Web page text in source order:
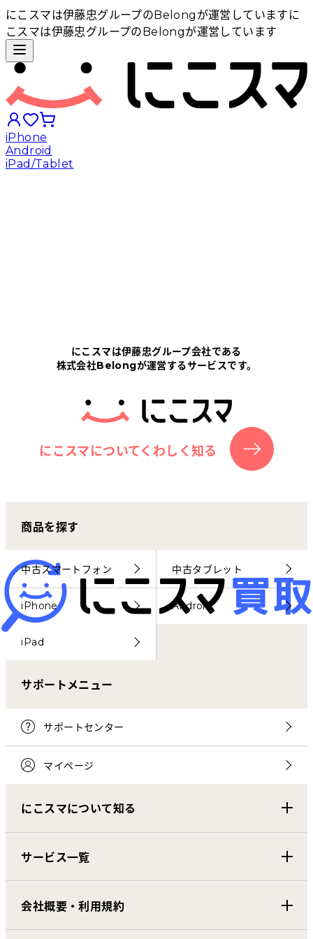
にこスマは伊藤忠グループのBelongが運営しています に
こスマは伊藤忠グループのBelongが運営しています
iPhone
Android
iPad/Tablet
にこスマについて
サポートセンター
お客さまの声
にこスマ通信
マイページ
にこスマは伊藤忠グループ会社である
株式会社Belongが運営するサービスです。
にこスマについてくわしく知る
商品を探す
中古スマートフォン 中古タブレット
iPhone Android
iPad
サポートメニュー
サポートセンター
マイページ
にこスマについて知る
サービス一覧
会社概要・利用規約